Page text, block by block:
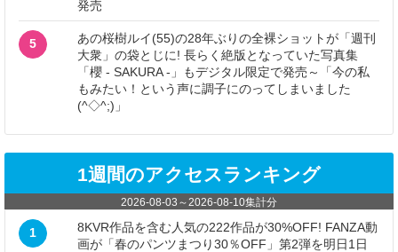
発売
5
あの桜樹ルイ(55)の28年ぶりの全裸ショットが「週刊
大衆」の袋とじに! 長らく絶版となっていた写真集
「櫻 - SAKURA -」もデジタル限定で発売～「今の私
もみたい！という声に調子にのってしまいました
(^◇^;)」
1週間のアクセスランキング
2026-08-03 ～2026-08-10集計分
1
8KVR作品を含む人気の222作品が30%OFF! FANZA動
画が「春のパンツまつり30％OFF」第2弾を明日1日